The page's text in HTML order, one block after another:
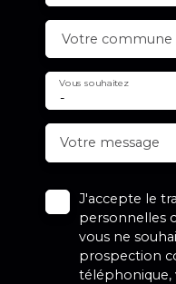
Votre commune
-
Vous souhaitez
Votre message
J'accepte le
personnelles
vous ne
prospection
téléphonique,